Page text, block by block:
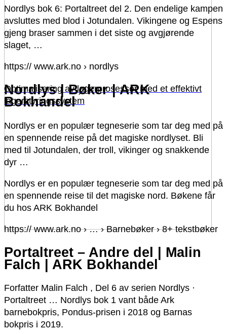
Optimalisering av lagerprosesser med et effektivt
lagerstyringssystem
Nordlys bok 6: Portaltreet del 2. Den endelige kampen
avsluttes med blod i Jotundalen. Vikingene og Espens
gjeng braser sammen i det siste og avgjørende
slaget, …
https:// www.ark.no › nordlys
Nordlys | Bøker | ARK
Bokhandel
Nordlys er en populær tegneserie som tar deg med på
en spennende reise på det magiske nordlyset. Bli
med til Jotundalen, der troll, vikinger og snakkende
dyr …
Nordlys er en populær tegneserie som tar deg med på
en spennende reise til det magiske nord. Bøkene får
du hos ARK Bokhandel
https:// www.ark.no › … › Barnebøker › 8+ tekstbøker
Portaltreet – Andre del | Malin
Falch | ARK Bokhandel
Forfatter Malin Falch , Del 6 av serien Nordlys ·
Portaltreet … Nordlys bok 1 vant både Ark
barnebokpris, Pondus-prisen i 2018 og Barnas
bokpris i 2019.